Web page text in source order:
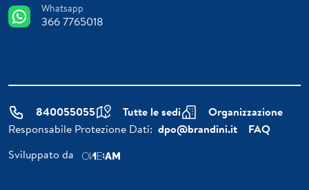
Whatsapp
366 7765018
840055055 Tutte le sedi
Organizzazione
Responsabile Protezione Dati: dpo@brandini.it
FAQ
Sviluppato da